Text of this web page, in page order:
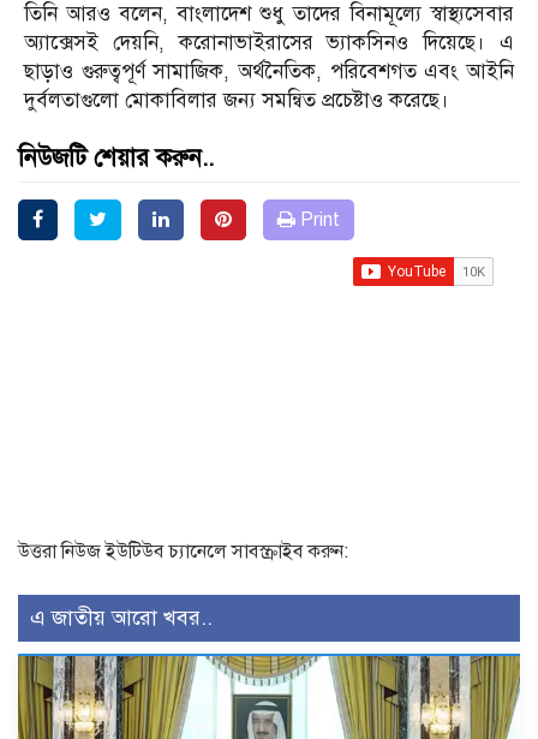
তিনি আরও বলেন, বাংলাদেশ শুধু তাদের বিনামূল্যে স্বাস্থ্যসেবার
অ্যাক্সেসই দেয়নি, করোনাভাইরাসের ভ্যাকসিনও দিয়েছে। এ
ছাড়াও গুরুত্বপূর্ণ সামাজিক, অর্থনৈতিক, পরিবেশগত এবং আইনি
দুর্বলতাগুলো মোকাবিলার জন্য সমন্বিত প্রচেষ্টাও করেছে।
নিউজটি শেয়ার করুন..
Print
উত্তরা নিউজ ইউটিউব চ্যানেলে সাবস্ক্রাইব করুন:
এ জাতীয় আরো খবর..